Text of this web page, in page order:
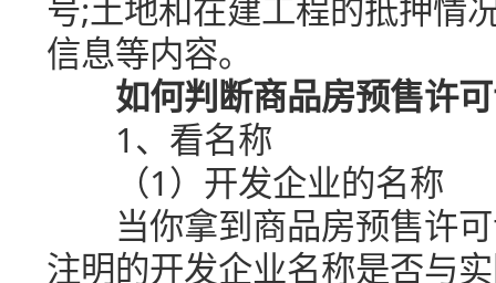
信息等内容。
如何判断商品房预售许
1、看名称
（1）开发企业的名称
当你拿到商品房预售许可
注明的开发企业名称是否与